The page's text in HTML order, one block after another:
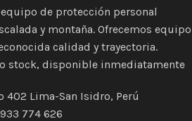
de protección personal
y montaña. Ofrecemos equipo
calidad y trayectoria.
stock, disponible inmediatamente
402 Lima-San Isidro, Perú
774 626